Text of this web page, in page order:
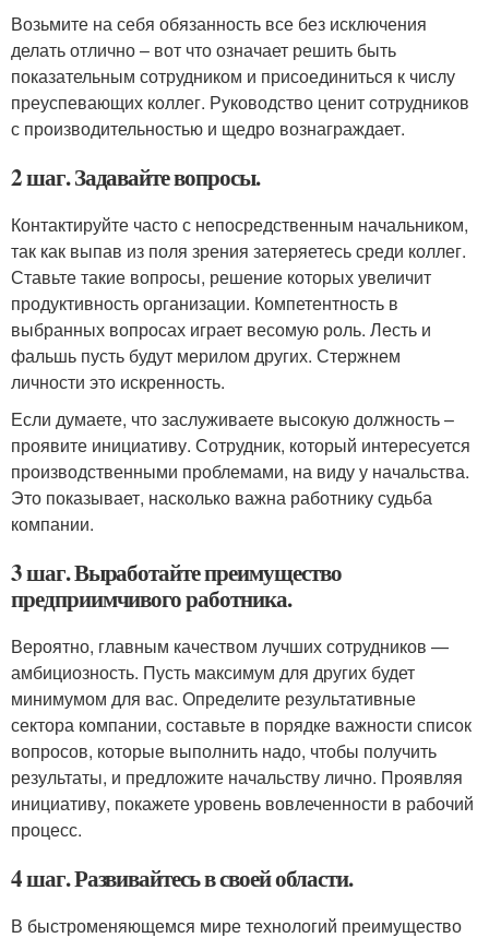
Возьмите на себя обязанность все без исключения
делать отлично – вот что означает решить быть
показательным сотрудником и присоединиться к числу
преуспевающих коллег. Руководство ценит сотрудников
с производительностью и щедро вознаграждает.
2 шаг. Задавайте вопросы.
Контактируйте часто с непосредственным начальником,
так как выпав из поля зрения затеряетесь среди коллег.
Ставьте такие вопросы, решение которых увеличит
продуктивность организации. Компетентность в
выбранных вопросах играет весомую роль. Лесть и
фальшь пусть будут мерилом других. Стержнем
личности это искренность.
Если думаете, что заслуживаете высокую должность –
проявите инициативу. Сотрудник, который интересуется
производственными проблемами, на виду у начальства.
Это показывает, насколько важна работнику судьба
компании.
3 шаг. Выработайте преимущество
предприимчивого работника.
Вероятно, главным качеством лучших сотрудников —
амбициозность. Пусть максимум для других будет
минимумом для вас. Определите результативные
сектора компании, составьте в порядке важности список
вопросов, которые выполнить надо, чтобы получить
результаты, и предложите начальству лично. Проявляя
инициативу, покажете уровень вовлеченности в рабочий
процесс.
4 шаг. Развивайтесь в своей области.
В быстроменяющемся мире технологий преимущество